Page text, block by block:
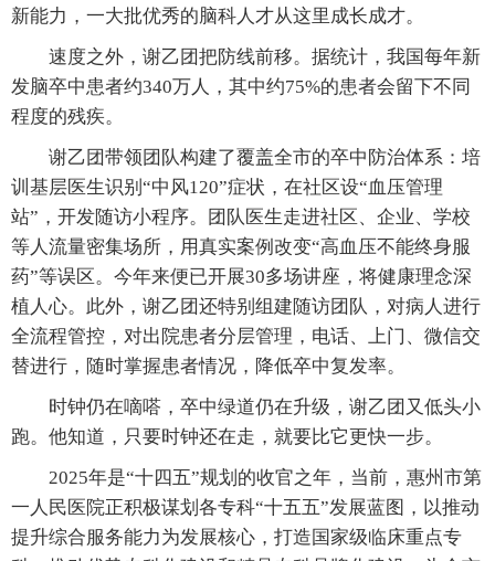
新能力，一大批优秀的脑科人才从这里成长成才。
速度之外，谢乙团把防线前移。据统计，我国每年新
发脑卒中患者约340万人，其中约75%的患者会留下不同
程度的残疾。
谢乙团带领团队构建了覆盖全市的卒中防治体系：培
训基层医生识别“中风120”症状，在社区设“血压管理
站”，开发随访小程序。团队医生走进社区、企业、学校
等人流量密集场所，用真实案例改变“高血压不能终身服
药”等误区。今年来便已开展30多场讲座，将健康理念深
植人心。此外，谢乙团还特别组建随访团队，对病人进行
全流程管控，对出院患者分层管理，电话、上门、微信交
替进行，随时掌握患者情况，降低卒中复发率。
时钟仍在嘀嗒，卒中绿道仍在升级，谢乙团又低头小
跑。他知道，只要时钟还在走，就要比它更快一步。
2025年是“十四五”规划的收官之年，当前，惠州市第
一人民医院正积极谋划各专科“十五五”发展蓝图，以推动
提升综合服务能力为发展核心，打造国家级临床重点专